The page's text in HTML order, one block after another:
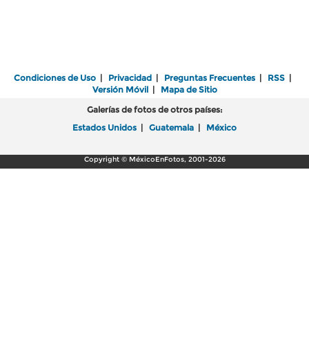
Condiciones de Uso | Privacidad | Preguntas Frecuentes | RSS |
Versión Móvil| Mapa de Sitio
Galerías de fotos de otros países:
Estados Unidos | Guatemala | México
Copyright © MéxicoEnFotos, 2001-2026